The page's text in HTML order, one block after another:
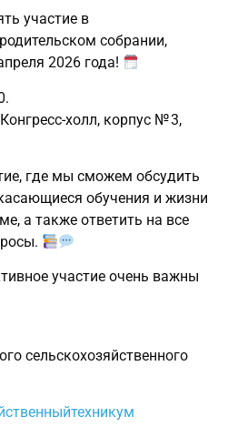
участие в
собрании,
2026 года!
корпус № 3,
где мы сможем обсудить
обучения и жизни
а также ответить на все
участие очень важны
сельскохозяйственного